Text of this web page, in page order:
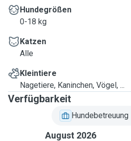
Hundegrößen
0-18 kg
Katzen
Alle
Kleintiere
Nagetiere, Kaninchen, Vögel, ...
Verfügbarkeit
Hundebetreuung
August 2026